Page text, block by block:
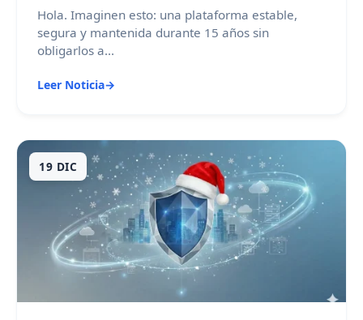
Hola. Imaginen esto: una plataforma estable,
segura y mantenida durante 15 años sin
obligarlos a...
Leer Noticia→
19 DIC